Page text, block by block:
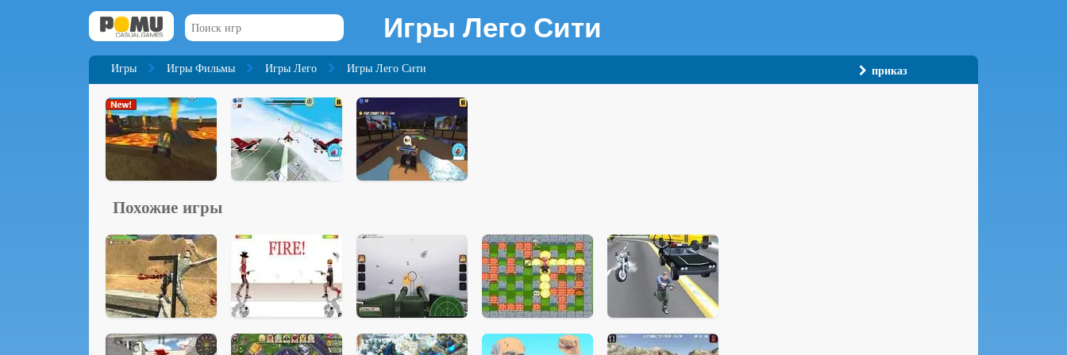
Игры Лего Сити
Игры Игры Фильмы Игры Лего Игры Лего Сити приказ
Похожие игры